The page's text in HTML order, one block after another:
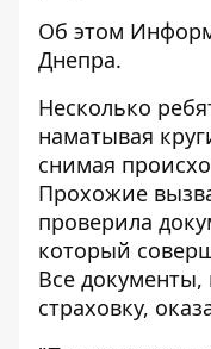
Об этом
Днепра.
Несколько
наматывая
снимая
Прохожие
проверила
который
Все документы,
страховку,